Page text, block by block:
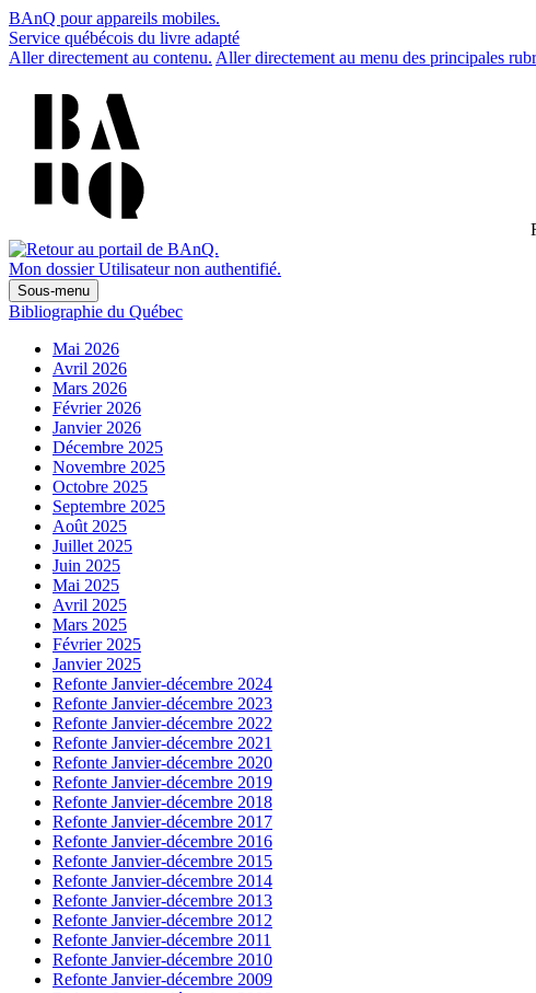
BAnQ pour appareils mobiles.
Service québécois du livre adapté
Aller directement au contenu. Aller directement au menu des principales
Mon dossier Utilisateur non authentifié.
Sous-menu
Bibliographie du Québec
Mai 2026
Avril 2026
Mars 2026
Février 2026
Janvier 2026
Décembre 2025
Novembre 2025
Octobre 2025
Septembre 2025
Août 2025
Juillet 2025
Juin 2025
Mai 2025
Avril 2025
Mars 2025
Février 2025
Janvier 2025
Refonte Janvier-décembre 2024
Refonte Janvier-décembre 2023
Refonte Janvier-décembre 2022
Refonte Janvier-décembre 2021
Refonte Janvier-décembre 2020
Refonte Janvier-décembre 2019
Refonte Janvier-décembre 2018
Refonte Janvier-décembre 2017
Refonte Janvier-décembre 2016
Refonte Janvier-décembre 2015
Refonte Janvier-décembre 2014
Refonte Janvier-décembre 2013
Refonte Janvier-décembre 2012
Refonte Janvier-décembre 2011
Refonte Janvier-décembre 2010
Refonte Janvier-décembre 2009